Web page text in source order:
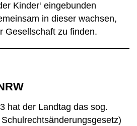
Kinder‘ eingebunden
in dieser wachsen,
Gesellschaft zu finden.
hat der Landtag das sog.